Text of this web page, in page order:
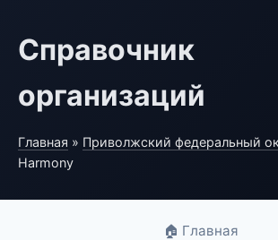
Справочник
организаций
Главная » Приволжский федеральный
Harmony
🏠 Главная